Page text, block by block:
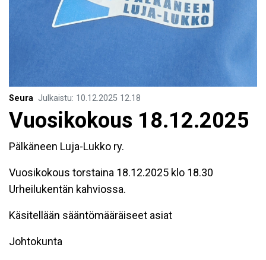
Seura Julkaistu: 10.12.2025 12.18
Vuosikokous 18.12.2025
Pälkäneen Luja-Lukko ry.
Vuosikokous torstaina 18.12.2025 klo 18.30
Urheilukentän kahviossa.
Käsitellään sääntömääräiseet asiat
Johtokunta